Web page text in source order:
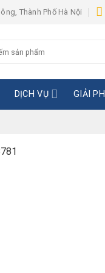
Thành Phố Hà Nội
DỊCH VỤ GIẢI